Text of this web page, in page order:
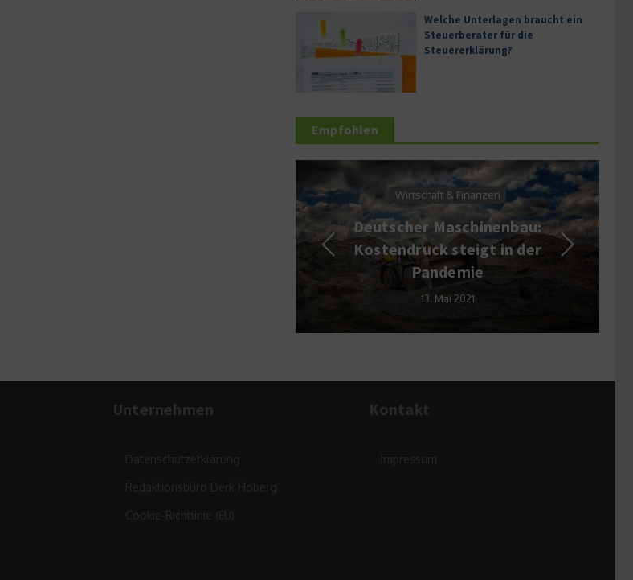
Welche Unterlagen braucht ein
Steuerberater für die
Steuererklärung?
Empfohlen
Wirtschaft & Finanzen
Deutscher Maschinenbau:
Kostendruck steigt in der
Dienstleistung
Umfrage:
verbessern
Unternehmen
Datenschutzerklärung
Redaktionsbüro Derk Hoberg
Cookie-Richtlinie (EU)
Kontakt
Impressum